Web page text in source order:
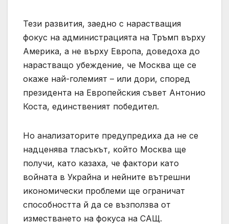
Тези развития, заедно с нарастващия
фокус на администрацията на Тръмп върху
Америка, а не върху Европа, доведоха до
нарастващо убеждение, че Москва ще се
окаже най-големият – или дори, според
президента на Европейския съвет Антонио
Коста, единственият победител.
Но анализаторите предупредиха да не се
надценява тласъкът, който Москва ще
получи, като казаха, че фактори като
войната в Украйна и нейните вътрешни
икономически проблеми ще ограничат
способността й да се възползва от
изместването на фокуса на САЩ.